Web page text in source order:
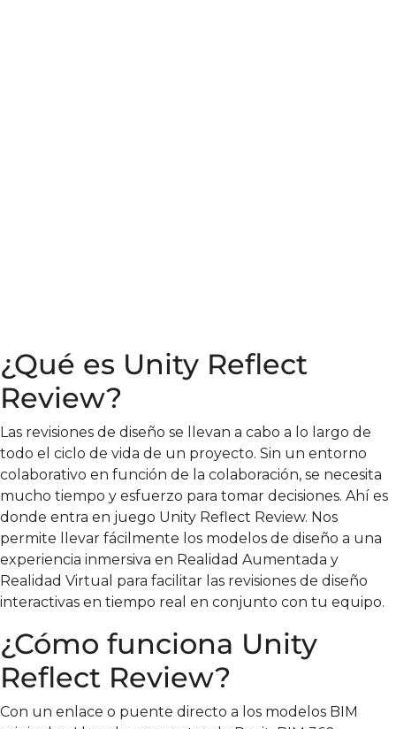
¿Qué es Unity Reflect
Review?
Las revisiones de diseño se llevan a cabo a lo largo de
todo el ciclo de vida de un proyecto. Sin un entorno
colaborativo en función de la colaboración, se necesita
mucho tiempo y esfuerzo para tomar decisiones. Ahí es
donde entra en juego Unity Reflect Review. Nos
permite llevar fácilmente los modelos de diseño a una
experiencia inmersiva en Realidad Aumentada y
Realidad Virtual para facilitar las revisiones de diseño
interactivas en tiempo real en conjunto con tu equipo.
¿Cómo funciona Unity
Reflect Review?
Con un enlace o puente directo a los modelos BIM